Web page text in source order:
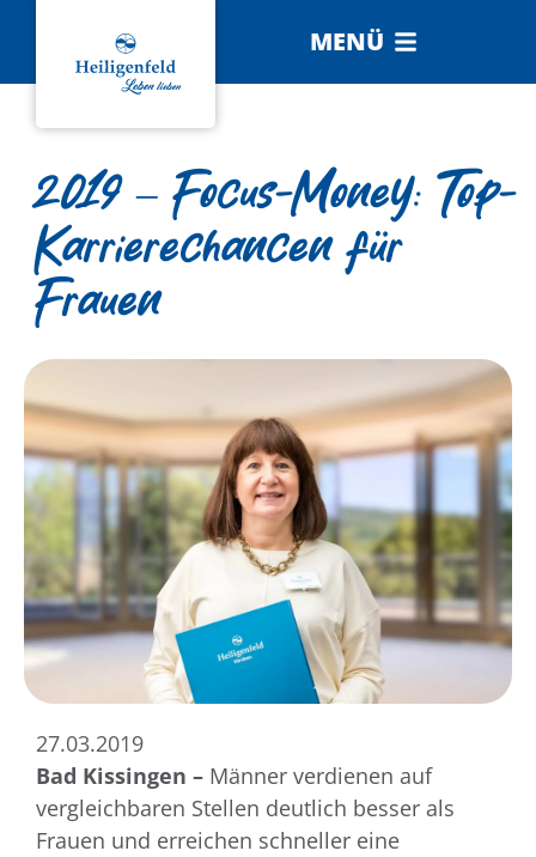
MENÜ
2019 – Focus-Money: Top-
Karrierechancen für
Frauen
27.03.2019
Bad Kissingen – Männer verdienen auf
vergleichbaren Stellen deutlich besser als
Frauen und erreichen schneller eine